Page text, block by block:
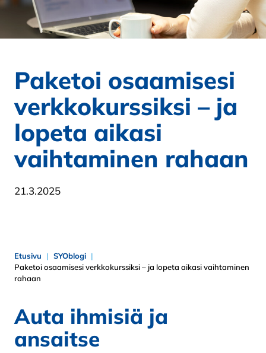
Paketoi osaamisesi
verkkokurssiksi – ja
lopeta aikasi
vaihtaminen rahaan
21.3.2025
Etusivu
SYOblogi
Paketoi osaamisesi verkkokurssiksi – ja lopeta aikasi vaihtaminen
rahaan
Auta ihmisiä ja
ansaitse